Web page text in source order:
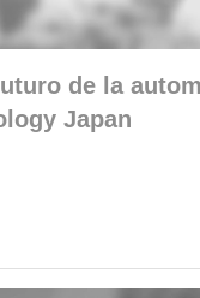
de la
Japan